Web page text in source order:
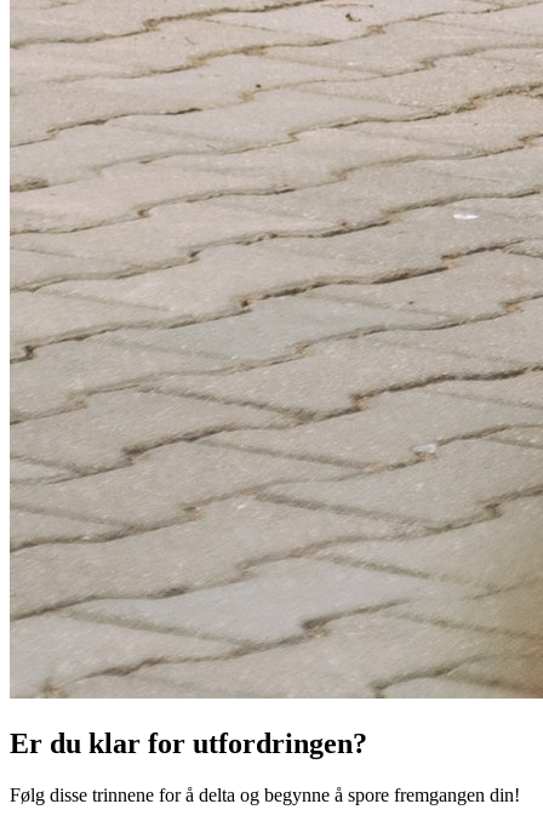
Er du klar for utfordringen?
Følg disse trinnene for å delta og begynne å spore fremgangen din!